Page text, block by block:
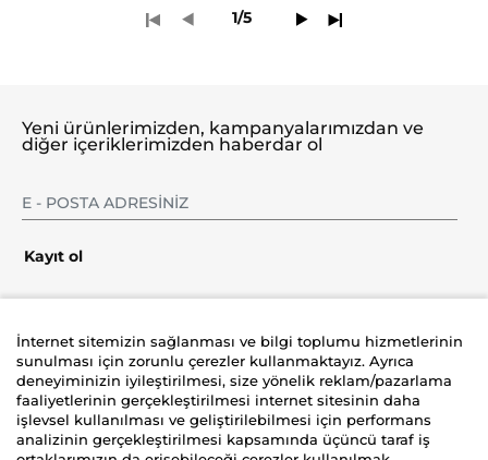
1/5
Şirket
Üyelik
Yeni ürünlerimizden, kampanyalarımızdan ve
diğer içeriklerimizden haberdar ol
Kayıt ol
İnternet sitemizin sağlanması ve bilgi toplumu hizmetlerinin
sunulması için zorunlu çerezler kullanmaktayız. Ayrıca
deneyiminizin iyileştirilmesi, size yönelik reklam/pazarlama
faaliyetlerinin gerçekleştirilmesi internet sitesinin daha
işlevsel kullanılması ve geliştirilebilmesi için performans
analizinin gerçekleştirilmesi kapsamında üçüncü taraf iş